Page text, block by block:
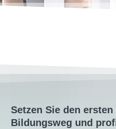
Setzen Sie den
Bildungsweg und